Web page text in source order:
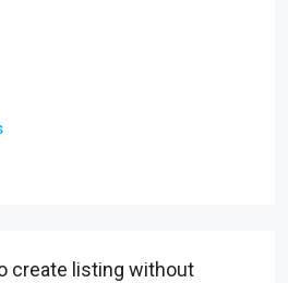
create listing without